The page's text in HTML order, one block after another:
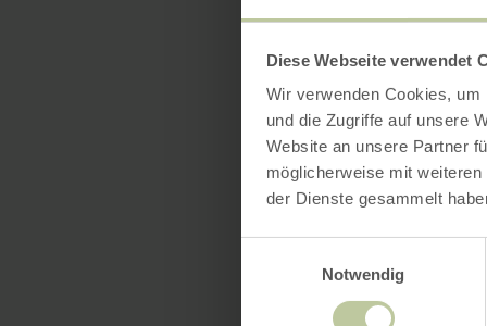
Diese Webseite verwendet
Wir verwenden Cookies,
und die Zugriffe auf unsere
Website an unsere Partner
möglicherweise mit
der Dienste gesammelt
Notwendig